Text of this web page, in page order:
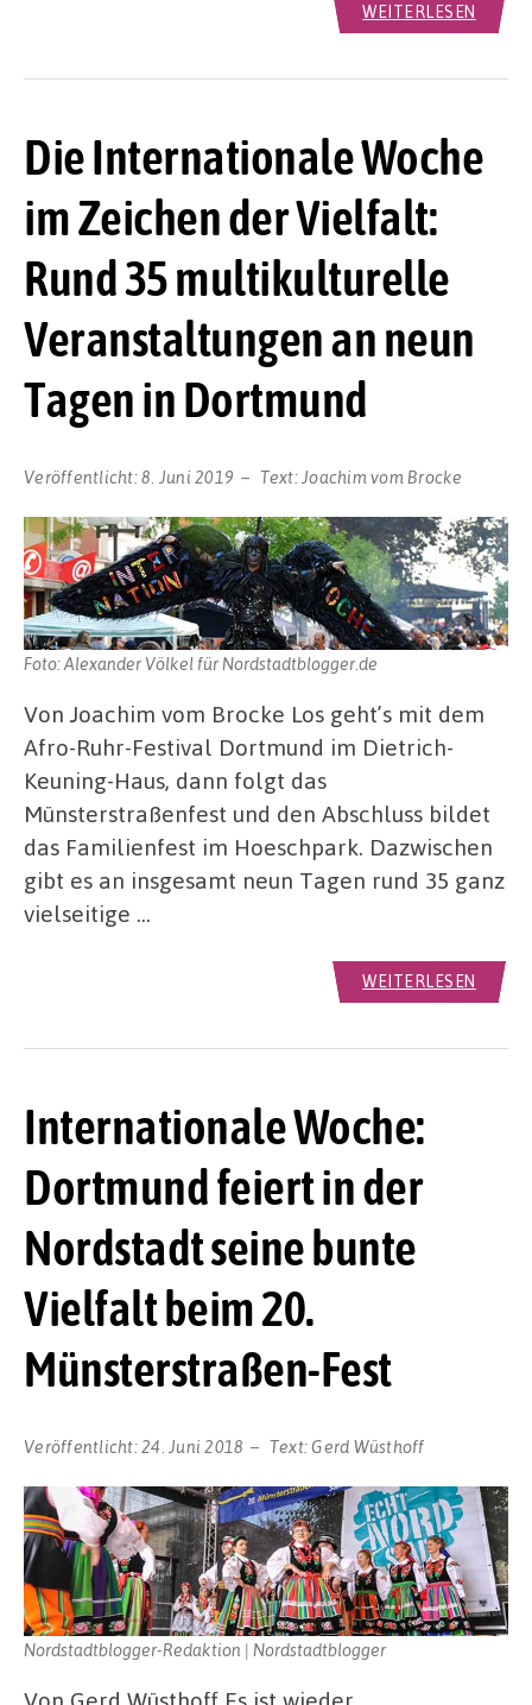
WEITERLESEN
Die Internationale Woche
im Zeichen der Vielfalt:
Rund 35 multikulturelle
Veranstaltungen an neun
Tagen in Dortmund
Veröffentlicht:8. Juni 2019 Text: Joachim vom Brocke
Foto: Alexander Völkel für Nordstadtblogger.de
Von Joachim vom Brocke Los geht’s mit dem
Afro-Ruhr-Festival Dortmund im Dietrich-
Keuning-Haus, dann folgt das
Münsterstraßenfest und den Abschluss bildet
das Familienfest im Hoeschpark. Dazwischen
gibt es an insgesamt neun Tagen rund 35 ganz
vielseitige …
WEITERLESEN
Internationale Woche:
Dortmund feiert in der
Nordstadt seine bunte
Vielfalt beim 20.
Münsterstraßen-Fest
Veröffentlicht:24. Juni 2018 Text:Gerd Wüsthoff
Nordstadtblogger-Redaktion | Nordstadtblogger